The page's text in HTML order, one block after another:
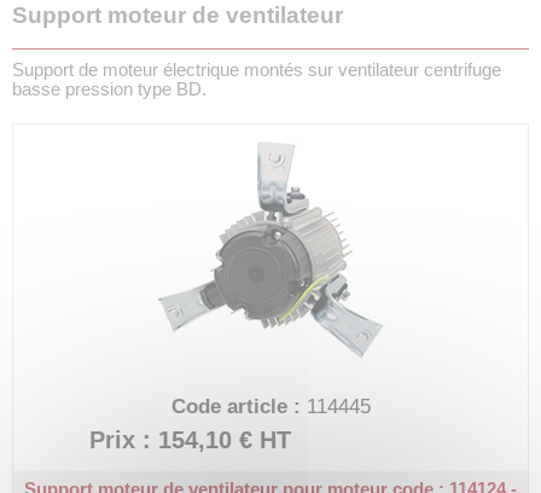
Support moteur de ventilateur
Support de moteur électrique montés sur ventilateur centrifuge
basse pression type BD.
Code article : 114445
Prix : 154,10 € HT
Support moteur de ventilateur pour moteur code : 114124 -